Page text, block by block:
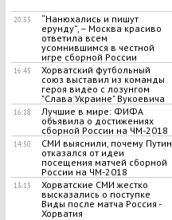
20:33
“Нанюхались и пишут
ерунду”, – Москва красиво
ответила всем
усомнившимся в честной
игре сборной России
16:43
Хорватский футбольный
союз выставил из команды
героя видео с лозунгом
"Слава Украине" Вукоевича
16:18
Лучшие в мире: ФИФА
объявила о достижениях
сборной России на ЧМ-2018
14:50
СМИ выяснили, почему Путин
отказался от идеи
посещения матчей сборной
России на ЧМ-2018
13:13
Хорватские СМИ жестко
высказались о поступке
Виды после матча Россия -
Хорватия